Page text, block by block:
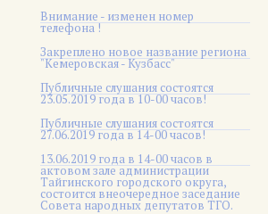
Внимание - изменен номер
телефона !
Закреплено новое название региона
"Кемеровская - Кузбасс"
Публичные слушания состоятся
23.05.2019 года в 10-00 часов!
Публичные слушания состоятся
27.06.2019 года в 14-00 часов!
13.06.2019 года в 14-00 часов в
актовом зале администрации
Тайгинского городского округа,
состоится внеочередное заседание
Совета народных депутатов ТГО.